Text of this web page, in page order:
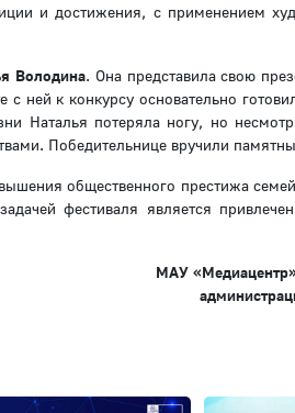
и достижения, с применением
Володина. Она представила свою
ней к конкурсу основательно
потеряла ногу, но
Победительнице вручили
общественного престижа
фестиваля является
МАУ